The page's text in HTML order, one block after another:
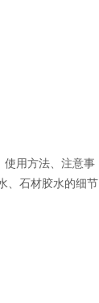
使用方法、注意事
、石材胶水的细节